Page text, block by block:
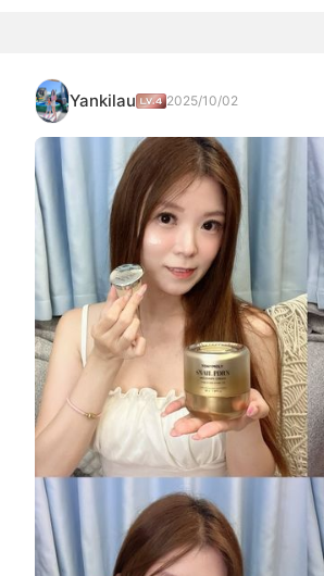
Yankilau 2025/10/02